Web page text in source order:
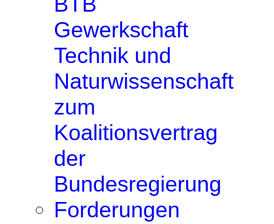
Gewerkschaft
Technik und
Naturwissenschaft
zum
Koalitionsvertrag
der
Bundesregierung
Forderungen